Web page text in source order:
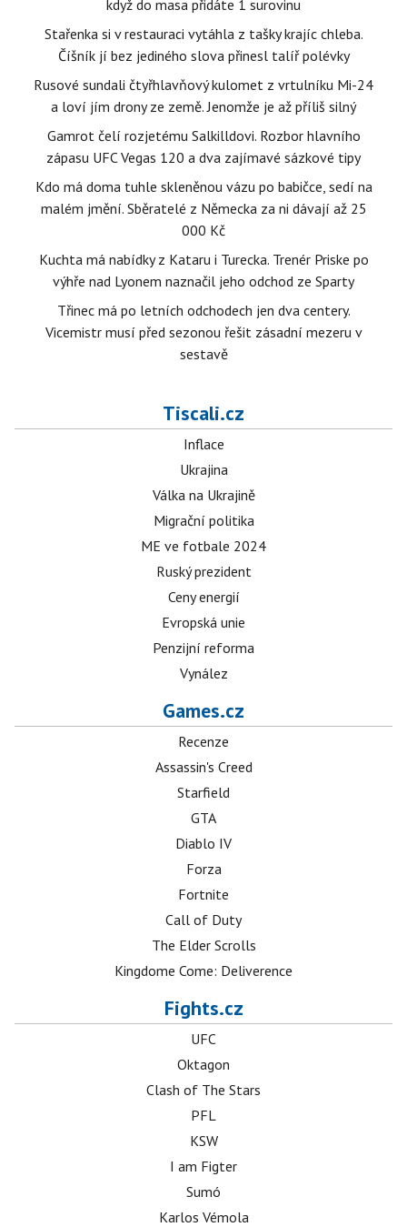
když do masa přidáte 1 surovinu
Stařenka si v restauraci vytáhla z tašky krajíc chleba.
Číšník jí bez jediného slova přinesl talíř polévky
Rusové sundali čtyřhlavňový kulomet z vrtulníku Mi-24
a loví jím drony ze země. Jenomže je až příliš silný
Gamrot čelí rozjetému Salkilldovi. Rozbor hlavního
zápasu UFC Vegas 120 a dva zajímavé sázkové tipy
Kdo má doma tuhle skleněnou vázu po babičce, sedí na
malém jmění. Sběratelé z Německa za ni dávají až 25
000 Kč
Kuchta má nabídky z Kataru i Turecka. Trenér Priske po
výhře nad Lyonem naznačil jeho odchod ze Sparty
Třinec má po letních odchodech jen dva centery.
Vicemistr musí před sezonou řešit zásadní mezeru v
sestavě
Tiscali.cz
Inflace
Ukrajina
Válka na Ukrajině
Migrační politika
ME ve fotbale 2024
Ruský prezident
Ceny energií
Evropská unie
Penzijní reforma
Vynález
Games.cz
Recenze
Assassin's Creed
Starfield
GTA
Diablo IV
Forza
Fortnite
Call of Duty
The Elder Scrolls
Kingdome Come: Deliverence
Fights.cz
UFC
Oktagon
Clash of The Stars
PFL
KSW
I am Figter
Sumó
Karlos Vémola